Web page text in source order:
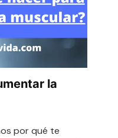
la
por qué te